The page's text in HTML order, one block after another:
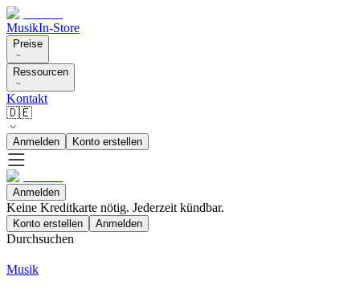
MusikIn-Store
Preise
Ressourcen
Kontakt
🇩🇪
Anmelden Konto erstellen
Anmelden
Keine Kreditkarte nötig. Jederzeit kündbar.
Konto erstellen Anmelden
Durchsuchen
Musik